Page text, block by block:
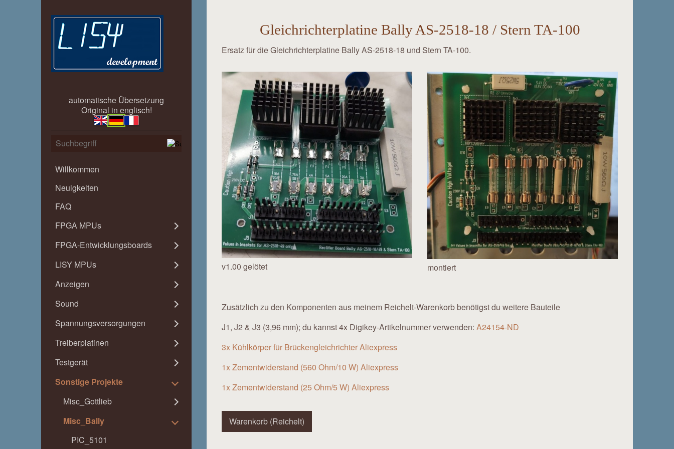
automatische Übersetzung
Original in englisch!
Willkommen
Neuigkeiten
FAQ
FPGA MPUs
FPGA-Entwicklungsboards
LISY MPUs
Anzeigen
Sound
Spannungsversorgungen
Treiberplatinen
Testgerät
Sonstige Projekte
Misc_Gottlieb
Misc_Bally
PIC_5101
Gleichrichterplatine Bally AS-2518-18 / Stern TA-100
Ersatz für die Gleichrichterplatine Bally AS-2518-18 und Stern TA-100.
v1.00 gelötet montiert
Zusätzlich zu den Komponenten aus meinem Reichelt-Warenkorb benötigst du weitere Bauteile
J1, J2 & J3 (3,96 mm); du kannst 4x Digikey-Artikelnummer verwenden: A24154-ND
3x Kühlkörper für Brückengleichrichter Aliexpress
1x Zementwiderstand (560 Ohm/10 W) Aliexpress
1x Zementwiderstand (25 Ohm/5 W) Aliexpress
Warenkorb (Reichelt)